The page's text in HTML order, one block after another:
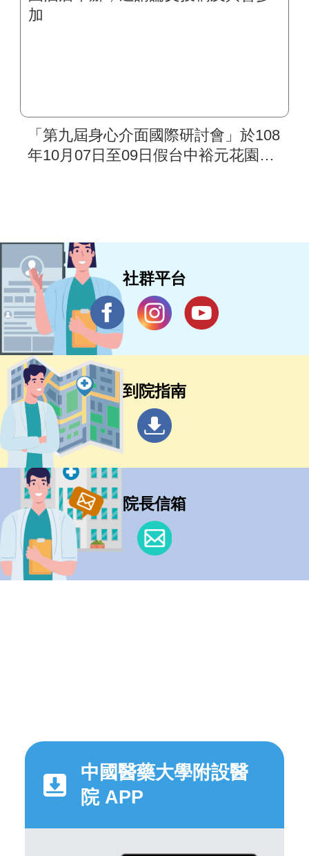
「第九屆身心介面國際研討會」於108
年10月07日至09日假台中裕元花園酒
社群平台
到院指南
院長信箱
中國醫藥大學附設醫
院 APP